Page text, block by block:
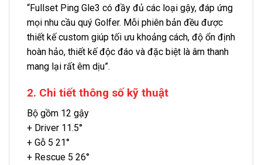
“Fullset Ping Gle3 có đầy đủ các loại gậy, đáp ứng
mọi nhu cầu quý Golfer. Mỗi phiên bản đều được
thiết kế custom giúp tối ưu khoảng cách, độ ổn định
hoàn hảo, thiết kế độc đáo và đặc biệt là âm thanh
mang lại rất êm dịu”.
2. Chi tiết thông số kỹ thuật
Bộ gồm 12 gậy
+ Driver 11.5°
+ Gỗ 5 21°
+ Rescue 5 26°